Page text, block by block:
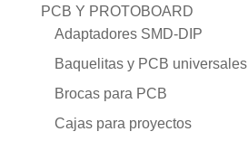
PCB Y PROTOBOARD
Adaptadores SMD-DIP
Baquelitas y PCB universales
Brocas para PCB
Cajas para proyectos